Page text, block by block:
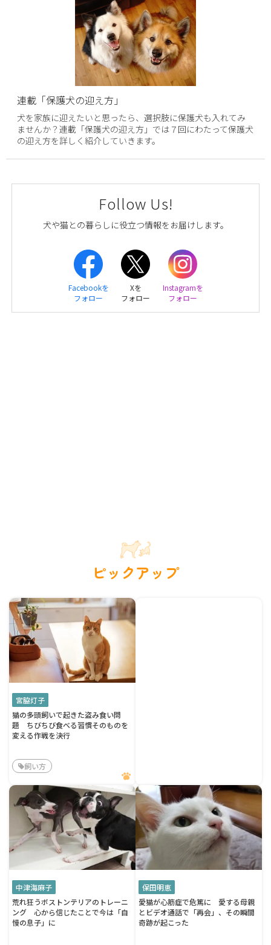
連載「保護犬の迎え方」
犬を家族に迎えたいと思ったら、選択肢に保護犬も入れてみ
ませんか？連載「保護犬の迎え方」では７回にわたって保護犬
の迎え方を詳しく紹介していきます。
Follow Us!
犬や猫との暮らしに役立つ情報をお届けします。
Facebookを
フォロー
Xを
フォロー
Instagramを
フォロー
ピックアップ
宮脇灯子
猫の多頭飼いで起きた盗み食い問
題 ちびちび食べる習慣そのものを
変える作戦を決行
飼い方
中津海麻子
荒れ狂うボストンテリアのトレーニ
ング 心から信じたことで今は「自
慢の息子」に
保田明恵
愛猫が心筋症で危篤に 愛する母親
とビデオ通話で「再会」、その瞬間
奇跡が起こった